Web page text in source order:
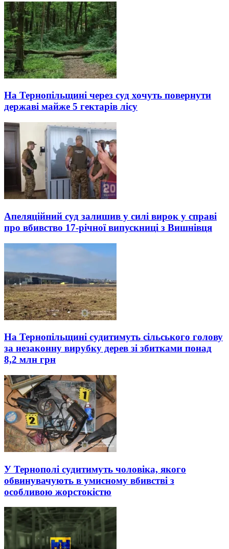
На Тернопільщині через суд хочуть повернути
державі майже 5 гектарів лісу
Апеляційний суд залишив у силі вирок у справі
про вбивство 17-річної випускниці з Вишнівця
На Тернопільщині судитимуть сільського голову
за незаконну вирубку дерев зі збитками понад
8,2 млн грн
У Тернополі судитимуть чоловіка, якого
обвинувачують в умисному вбивстві з
особливою жорстокістю